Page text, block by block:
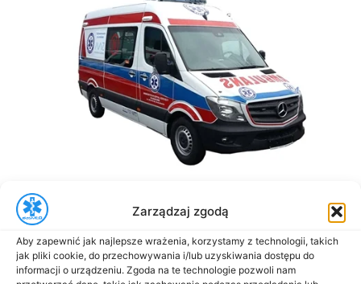
Zarządzaj zgodą
Aby zapewnić jak najlepsze wrażenia, korzystamy z technologii, takich
jak pliki cookie, do przechowywania i/lub uzyskiwania dostępu do
informacji o urządzeniu. Zgoda na te technologie pozwoli nam
Transport medyczny i sanitarny na terenie miasta Łódź
Transport sanitarny łódź –
bezpłatny jak skorzystać ?